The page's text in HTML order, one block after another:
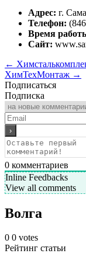
Адрес: г.
Телефон:
Время
Сайт:
←
ХимТехМонтаж →
Подписаться
Подписка
0 комментариев
Inline Feedbacks
View all comments
Волга
0 0 votes
Рейтинг статьи